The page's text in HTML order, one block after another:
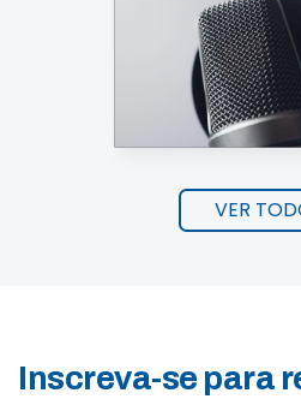
VER
Inscreva-se para